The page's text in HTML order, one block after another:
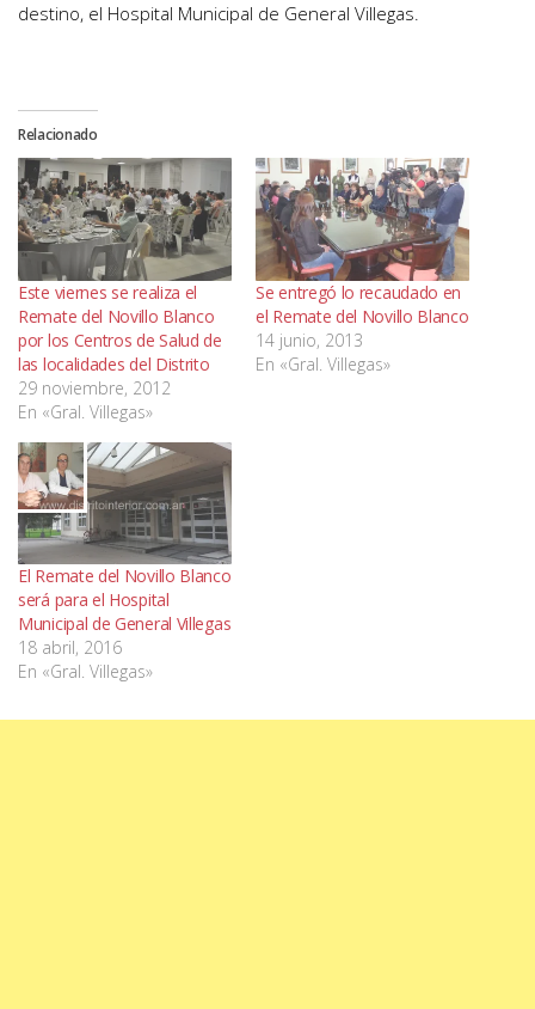
destino, el Hospital Municipal de General Villegas.
Relacionado
Este viernes se realiza el
Remate del Novillo Blanco
por los Centros de Salud de
las localidades del Distrito
29 noviembre, 2012
En «Gral. Villegas»
Se entregó lo recaudado en
el Remate del Novillo Blanco
14 junio, 2013
En «Gral. Villegas»
El Remate del Novillo Blanco
será para el Hospital
Municipal de General Villegas
18 abril, 2016
En «Gral. Villegas»